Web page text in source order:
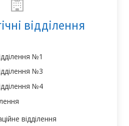
відділення
№1
№3
№4
відділення